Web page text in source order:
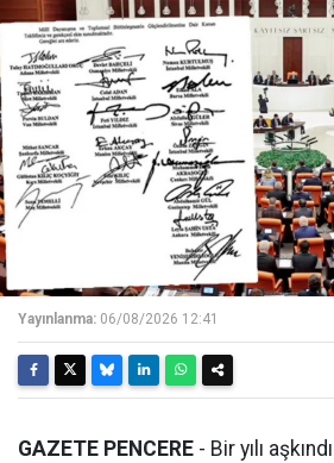
Yayınlanma: 06/08/2026 12:41
GAZETE PENCERE - Bir yılı